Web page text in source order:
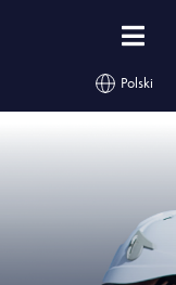
Polski
fotowoltaikę
IMG –